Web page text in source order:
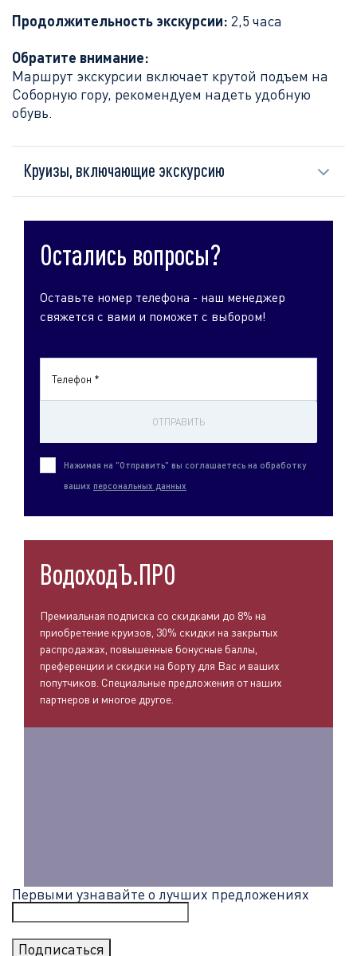
Продолжительность экскурсии: 2,5 часа
Обратите внимание:
Маршрут экскурсии включает крутой подъем на
Соборную гору, рекомендуем надеть удобную
обувь.
Круизы, включающие экскурсию
Остались вопросы?
Оставьте номер телефона - наш менеджер
свяжется с вами и поможет с выбором!
Телефон *
ОТПРАВИТЬ
Нажимая на "Отправить" вы соглашаетесь на обработку
ваших персональных данных
ВодоходЪ.ПРО
Премиальная подписка со скидками до 8% на
приобретение круизов, 30% скидки на закрытых
распродажах, повышенные бонусные баллы,
преференции и скидки на борту для Вас и ваших
попутчиков. Специальные предложения от наших
партнеров и многое другое.
Первыми узнавайте о лучших предложениях